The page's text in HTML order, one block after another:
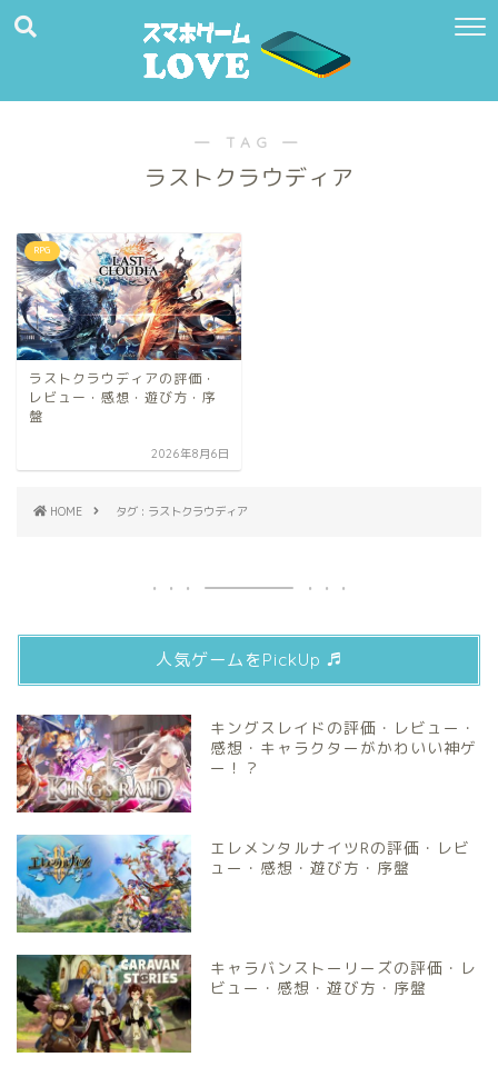
― TAG ―
ラストクラウディア
RPG
ラストクラウディアの評価・
レビュー・感想・遊び方・序
盤
2026年8月6日
HOME タグ : ラストクラウディア
人気ゲームをPickUp ♬
キングスレイドの評価・レビュー・
感想・キャラクターがかわいい神ゲ
ー！？
エレメンタルナイツRの評価・レビ
ュー・感想・遊び方・序盤
キャラバンストーリーズの評価・レ
ビュー・感想・遊び方・序盤